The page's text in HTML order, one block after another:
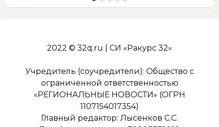
2022 © 32q.ru | СИ «Ракурс 32»
Учредитель (соучредители): Общество с
ограниченной ответственностью
«РЕГИОНАЛЬНЫЕ НОВОСТИ» (ОГРН
1107154017354)
Главный редактор: Лысенков С.С.